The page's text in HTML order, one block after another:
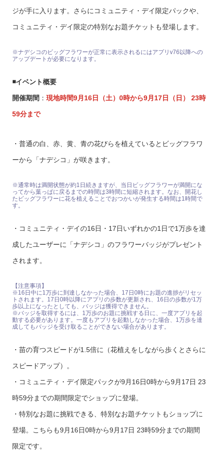
ジが手に入ります。さらにコミュニティ・デイ限定パックや、
コミュニティ・デイ限定の特別なお題チケットも登場します。
※ナデシコのビッグフラワーが正常に表示されるにはアプリv76以降への
アップデートが必要になります。
◾️イベント概要
開催期間 ： 現地時間9月16日（土）0時から9月17日（日） 23時
59分まで
・普通の白、赤、黄、青の花びらを植えているとビッグフラワ
ーから「ナデシコ」が咲きます。
※通常時は満開状態が約1日続きますが、当日ビッグフラワーが満開にな
ってから葉っぱに戻るまでの時間は3時間に短縮されます。なお、開花し
たビッグフラワーに花を植えることでおつかいが発生する時間は1時間で
す。
・コミュニティ・デイの16日・17日いずれかの1日で1万歩を達
成したユーザーに「ナデシコ」のフラワーバッジがプレゼント
されます。
【注意事項】
※16日中に1万歩に到達しなかった場合、17日0時にお題の進捗がリセッ
トされます。17日0時以降にアプリの歩数が更新され、16日の歩数が1万
歩以上になったとしても、バッジは獲得できません。
※バッジを取得するには、1万歩のお題に挑戦する日に、一度アプリを起
動する必要があります。一度もアプリを起動しなかった場合、1万歩を達
成してもバッジを受け取ることができない場合があります。
・苗の育つスピードが1.5倍に（花植えをしながら歩くとさらに
スピードアップ）。
・コミュニティ・デイ限定パックが9月16日0時から9月17日 23
時59分までの期間限定でショップに登場。
・特別なお題に挑戦できる、特別なお題チケットもショップに
登場。こちらも9月16日0時から9月17日 23時59分までの期間
限定です。